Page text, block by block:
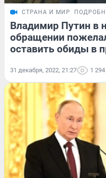
СТРАНА И МИР
Владимир Путин в
обращении
оставить обиды в
31 декабря, 2022, 21:27 1 294